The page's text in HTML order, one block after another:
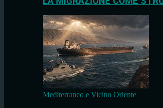
Mediterraneo e Vicino Oriente